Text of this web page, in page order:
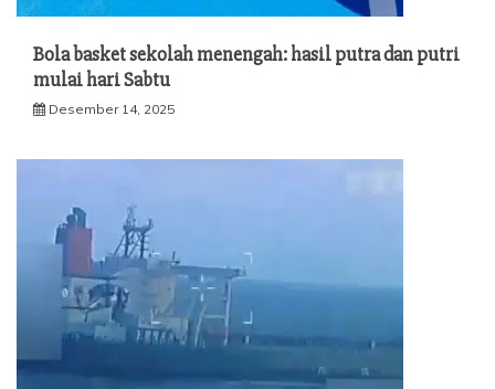
Bola basket sekolah menengah: hasil putra dan putri
mulai hari Sabtu
Desember 14, 2025